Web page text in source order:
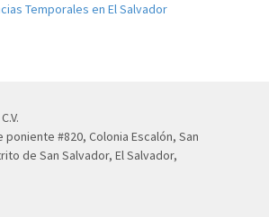
Temporales en El Salvador
poniente #820, Colonia Escalón, San
de San Salvador, El Salvador,